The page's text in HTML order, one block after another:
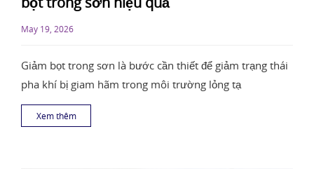
May 19, 2026
Giảm bọt trong sơn là bước cần thiết để giảm trạng thái
pha khí bị giam hãm trong môi trường lỏng tạ
Xem thêm